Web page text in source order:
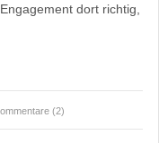
dort richtig,
(2)